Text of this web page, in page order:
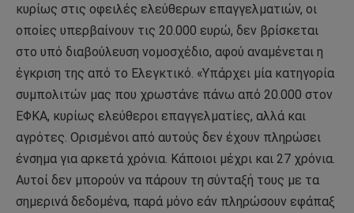
κυρίως στις οφειλές ελεύθερων επαγγελµατιών, οι
οποίες υπερβαίνουν τις 20.000 ευρώ, δεν βρίσκεται
στο υπό διαβούλευση νοµοσχέδιο, αφού αναµένεται η
έγκριση της από το Ελεγκτικό. «Υπάρχει µία κατηγορία
συµπολιτών µας που χρωστάνε πάνω από 20.000 στον
ΕΦΚΑ, κυρίως ελεύθεροι επαγγελµατίες, αλλά και
αγρότες. Ορισµένοι από αυτούς δεν έχουν πληρώσει
ένσηµα για αρκετά χρόνια. Κάποιοι µέχρι και 27 χρόνια.
Αυτοί δεν µπορούν να πάρουν τη σύνταξή τους µε τα
σηµερινά δεδοµένα, παρά µόνο εάν πληρώσουν εφάπαξ